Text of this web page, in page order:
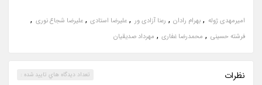
امیرمهدی ژوله , بهرام رادان , رعنا آزادی ور , علیرضا استادی ,علیرضا شجاع نوری ,
فرشته حسینی , محمدرضا غفاری , مهرداد صدیقیان
نظرات تعداد ديدگاه هاي تاييد شده :